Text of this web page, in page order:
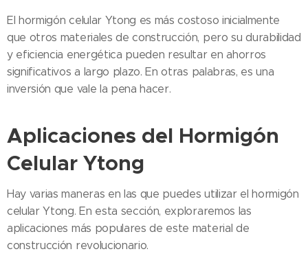
El hormigón celular Ytong es más costoso inicialmente
que otros materiales de construcción, pero su durabilidad
y eficiencia energética pueden resultar en ahorros
significativos a largo plazo. En otras palabras, es una
inversión que vale la pena hacer.
Aplicaciones del Hormigón
Celular Ytong
Hay varias maneras en las que puedes utilizar el hormigón
celular Ytong. En esta sección, exploraremos las
aplicaciones más populares de este material de
construcción revolucionario.